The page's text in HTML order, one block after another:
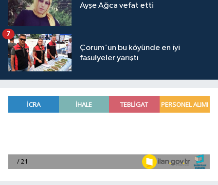
Ayşe Ağca vefat etti
Çorum'un bu köyünde en iyi
fasulyeler yarıştı
7